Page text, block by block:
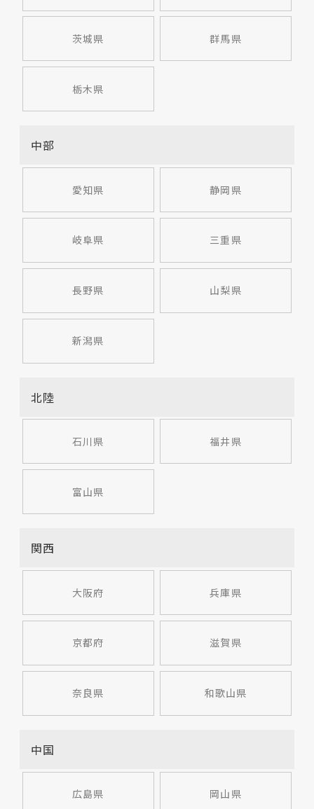
茨城県 群馬県
栃木県
中部
愛知県 静岡県
岐阜県 三重県
長野県 山梨県
新潟県
北陸
石川県 福井県
富山県
関西
大阪府 兵庫県
京都府 滋賀県
奈良県 和歌山県
中国
広島県 岡山県